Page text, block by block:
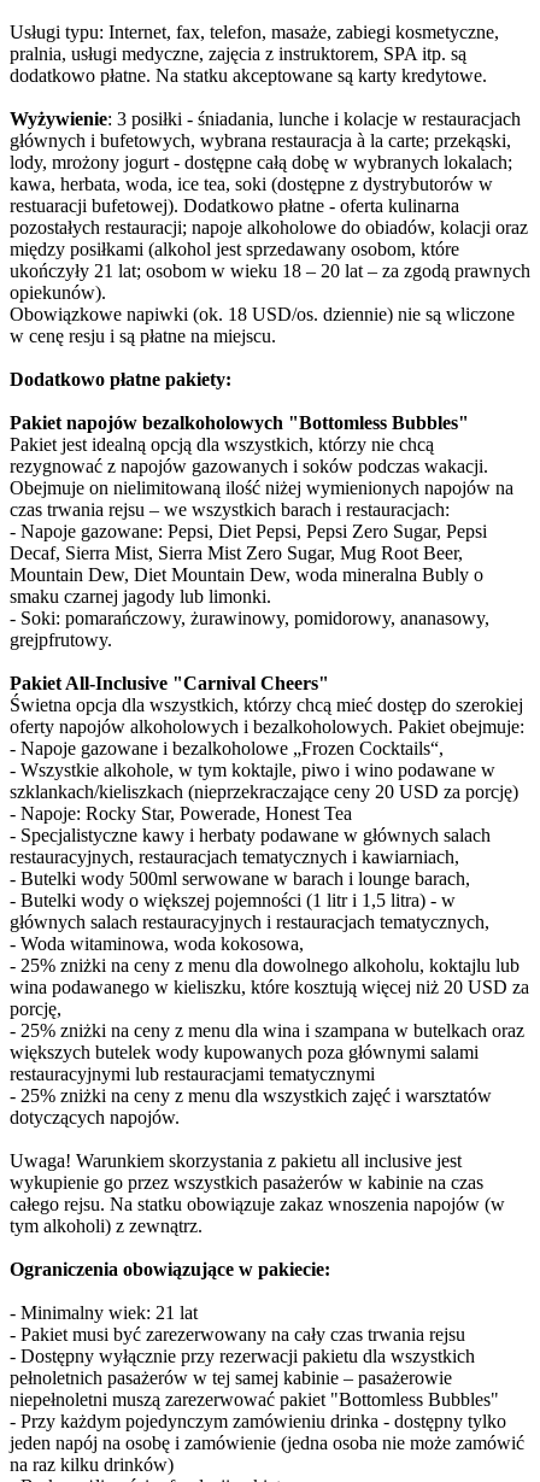
Usługi typu: Internet, fax, telefon, masaże, zabiegi kosmetyczne,
pralnia, usługi medyczne, zajęcia z instruktorem, SPA itp. są
dodatkowo płatne. Na statku akceptowane są karty kredytowe.
Wyżywienie: 3 posiłki - śniadania, lunche i kolacje w restauracjach
głównych i bufetowych, wybrana restauracja à la carte; przekąski,
lody, mrożony jogurt - dostępne całą dobę w wybranych lokalach;
kawa, herbata, woda, ice tea, soki (dostępne z dystrybutorów w
restuaracji bufetowej). Dodatkowo płatne - oferta kulinarna
pozostałych restauracji; napoje alkoholowe do obiadów, kolacji oraz
między posiłkami (alkohol jest sprzedawany osobom, które
ukończyły 21 lat; osobom w wieku 18 – 20 lat – za zgodą prawnych
opiekunów).
Obowiązkowe napiwki (ok. 18 USD/os. dziennie) nie są wliczone
w cenę resju i są płatne na miejscu.
Dodatkowo płatne pakiety:
Pakiet napojów bezalkoholowych "Bottomless Bubbles"
Pakiet jest idealną opcją dla wszystkich, którzy nie chcą
rezygnować z napojów gazowanych i soków podczas wakacji.
Obejmuje on nielimitowaną ilość niżej wymienionych napojów na
czas trwania rejsu – we wszystkich barach i restauracjach:
- Napoje gazowane: Pepsi, Diet Pepsi, Pepsi Zero Sugar, Pepsi
Decaf, Sierra Mist, Sierra Mist Zero Sugar, Mug Root Beer,
Mountain Dew, Diet Mountain Dew, woda mineralna Bubly o
smaku czarnej jagody lub limonki.
- Soki: pomarańczowy, żurawinowy, pomidorowy, ananasowy,
grejpfrutowy.
Pakiet All-Inclusive "Carnival Cheers"
Świetna opcja dla wszystkich, którzy chcą mieć dostęp do szerokiej
oferty napojów alkoholowych i bezalkoholowych. Pakiet obejmuje:
- Napoje gazowane i bezalkoholowe „Frozen Cocktails“,
- Wszystkie alkohole, w tym koktajle, piwo i wino podawane w
szklankach/kieliszkach (nieprzekraczające ceny 20 USD za porcję)
- Napoje: Rocky Star, Powerade, Honest Tea
- Specjalistyczne kawy i herbaty podawane w głównych salach
restauracyjnych, restauracjach tematycznych i kawiarniach,
- Butelki wody 500ml serwowane w barach i lounge barach,
- Butelki wody o większej pojemności (1 litr i 1,5 litra) - w
głównych salach restauracyjnych i restauracjach tematycznych,
- Woda witaminowa, woda kokosowa,
- 25% zniżki na ceny z menu dla dowolnego alkoholu, koktajlu lub
wina podawanego w kieliszku, które kosztują więcej niż 20 USD za
porcję,
- 25% zniżki na ceny z menu dla wina i szampana w butelkach oraz
większych butelek wody kupowanych poza głównymi salami
restauracyjnymi lub restauracjami tematycznymi
- 25% zniżki na ceny z menu dla wszystkich zajęć i warsztatów
dotyczących napojów.
Uwaga! Warunkiem skorzystania z pakietu all inclusive jest
wykupienie go przez wszystkich pasażerów w kabinie na czas
całego rejsu. Na statku obowiązuje zakaz wnoszenia napojów (w
tym alkoholi) z zewnątrz.
Ograniczenia obowiązujące w pakiecie:
- Minimalny wiek: 21 lat
- Pakiet musi być zarezerwowany na cały czas trwania rejsu
- Dostępny wyłącznie przy rezerwacji pakietu dla wszystkich
pełnoletnich pasażerów w tej samej kabinie – pasażerowie
niepełnoletni muszą zarezerwować pakiet "Bottomless Bubbles"
- Przy każdym pojedynczym zamówieniu drinka - dostępny tylko
jeden napój na osobę i zamówienie (jedna osoba nie może zamówić
na raz kilku drinków)